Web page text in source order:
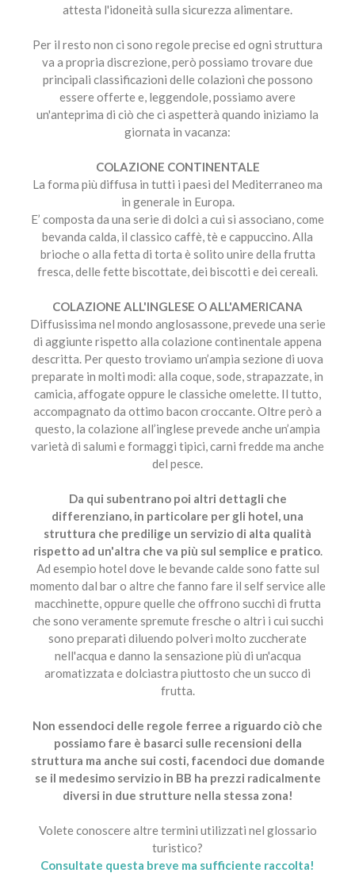
attesta l'idoneità sulla sicurezza alimentare.
Per il resto non ci sono regole precise ed ogni struttura
va a propria discrezione, però possiamo trovare due
principali classificazioni delle colazioni che possono
essere offerte e, leggendole, possiamo avere
un'anteprima di ciò che ci aspetterà quando iniziamo la
giornata in vacanza:
COLAZIONE CONTINENTALE
La forma più diffusa in tutti i paesi del Mediterraneo ma
in generale in Europa.
E’ composta da una serie di dolci a cui si associano, come
bevanda calda, il classico caffè, tè e cappuccino. Alla
brioche o alla fetta di torta è solito unire della frutta
fresca, delle fette biscottate, dei biscotti e dei cereali.
COLAZIONE ALL'INGLESE O ALL'AMERICANA
Diffusissima nel mondo anglosassone, prevede una serie
di aggiunte rispetto alla colazione continentale appena
descritta. Per questo troviamo un’ampia sezione di uova
preparate in molti modi: alla coque, sode, strapazzate, in
camicia, affogate oppure le classiche omelette. Il tutto,
accompagnato da ottimo bacon croccante. Oltre però a
questo, la colazione all’inglese prevede anche un’ampia
varietà di salumi e formaggi tipici, carni fredde ma anche
del pesce.
Da qui subentrano poi altri dettagli che
differenziano, in particolare per gli hotel, una
struttura che predilige un servizio di alta qualità
rispetto ad un'altra che va più sul semplice e pratico.
Ad esempio hotel dove le bevande calde sono fatte sul
momento dal bar o altre che fanno fare il self service alle
macchinette, oppure quelle che offrono succhi di frutta
che sono veramente spremute fresche o altri i cui succhi
sono preparati diluendo polveri molto zuccherate
nell'acqua e danno la sensazione più di un'acqua
aromatizzata e dolciastra piuttosto che un succo di
frutta.
Non essendoci delle regole ferree a riguardo ciò che
possiamo fare è basarci sulle recensioni della
struttura ma anche sui costi, facendoci due domande
se il medesimo servizio in BB ha prezzi radicalmente
diversi in due strutture nella stessa zona!
Volete conoscere altre termini utilizzati nel glossario
turistico?
Consultate questa breve ma sufficiente raccolta!